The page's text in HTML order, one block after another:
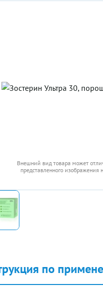
Внешний вид товара может
представленного изображения
по